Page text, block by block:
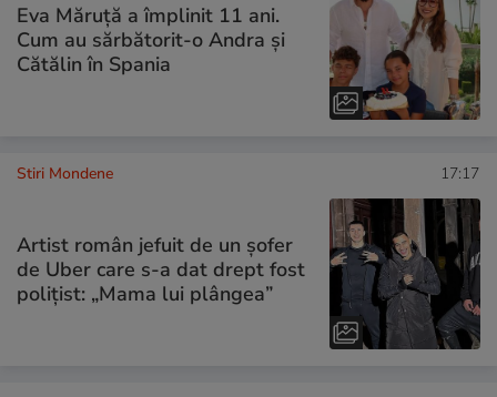
Eva Măruță a împlinit 11 ani.
Cum au sărbătorit-o Andra și
Cătălin în Spania
Stiri Mondene 17:17
Artist român jefuit de un șofer
de Uber care s-a dat drept fost
polițist: „Mama lui plângea”